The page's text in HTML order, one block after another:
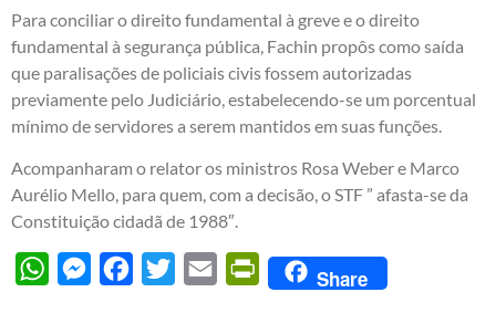
Para conciliar o direito fundamental à greve e o direito
fundamental à segurança pública, Fachin propôs como saída
que paralisações de policiais civis fossem autorizadas
previamente pelo Judiciário, estabelecendo-se um porcentual
mínimo de servidores a serem mantidos em suas funções.
Acompanharam o relator os ministros Rosa Weber e Marco
Aurélio Mello, para quem, com a decisão, o STF ” afasta-se da
Constituição cidadã de 1988″.
WhatsAppMessengerFacebook
Twitter Email PrintFriendly
Share